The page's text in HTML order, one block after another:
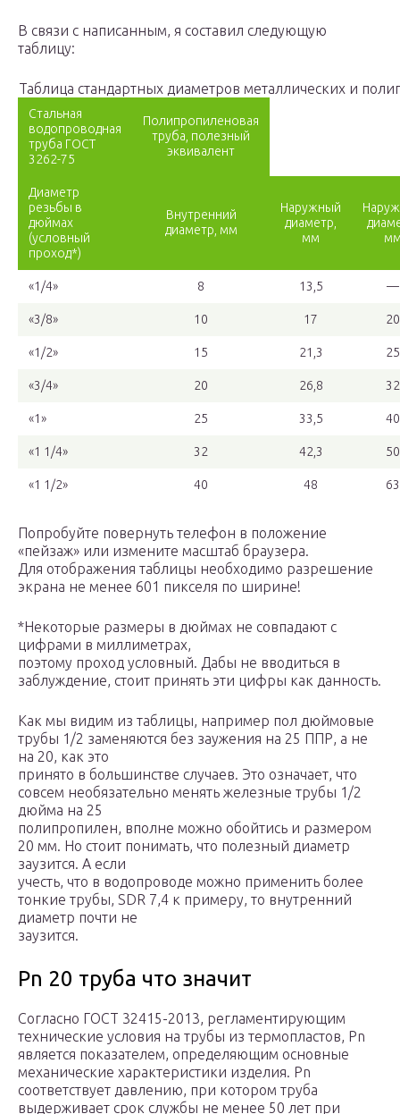
В связи с написанным, я составил следующую
таблицу:
Таблица стандартных диаметров металлических и
Стальная
водопроводная
труба ГОСТ
3262-75
Полипропиленовая
труба, полезный
эквивалент
Диаметр
резьбы в
дюймах
(условный
проход*)
Внутренний
диаметр, мм
Наружный
диаметр,
мм
«1/4» 8 13,5 —
«3/8» 10 17 20
«1/2» 15 21,3 25
«3/4» 20 26,8 32
«1» 25 33,5 40
«1 1/4» 32 42,3 50
«1 1/2» 40 48 63
Попробуйте повернуть телефон в положение
«пейзаж» или измените масштаб браузера.
Для отображения таблицы необходимо разрешение
экрана не менее 601 пикселя по ширине!
*Некоторые размеры в дюймах не совпадают с
цифрами в миллиметрах,
поэтому проход условный. Дабы не вводиться в
заблуждение, стоит принять эти цифры как данность.
Как мы видим из таблицы, например пол дюймовые
трубы 1/2 заменяются без заужения на 25 ППР, а не
на 20, как это
принято в большинстве случаев. Это означает, что
совсем необязательно менять железные трубы 1/2
дюйма на 25
полипропилен, вполне можно обойтись и размером
20 мм. Но стоит понимать, что полезный диаметр
заузится. А если
учесть, что в водопроводе можно применить более
тонкие трубы, SDR 7,4 к примеру, то внутренний
диаметр почти не
заузится.
Pn 20 труба что значит
Согласно ГОСТ 32415-2013, регламентирующим
технические условия на трубы из термопластов, Pn
является показателем, определяющим основные
механические характеристики изделия. Pn
соответствует давлению, при котором труба
выдерживает срок службы не менее 50 лет при